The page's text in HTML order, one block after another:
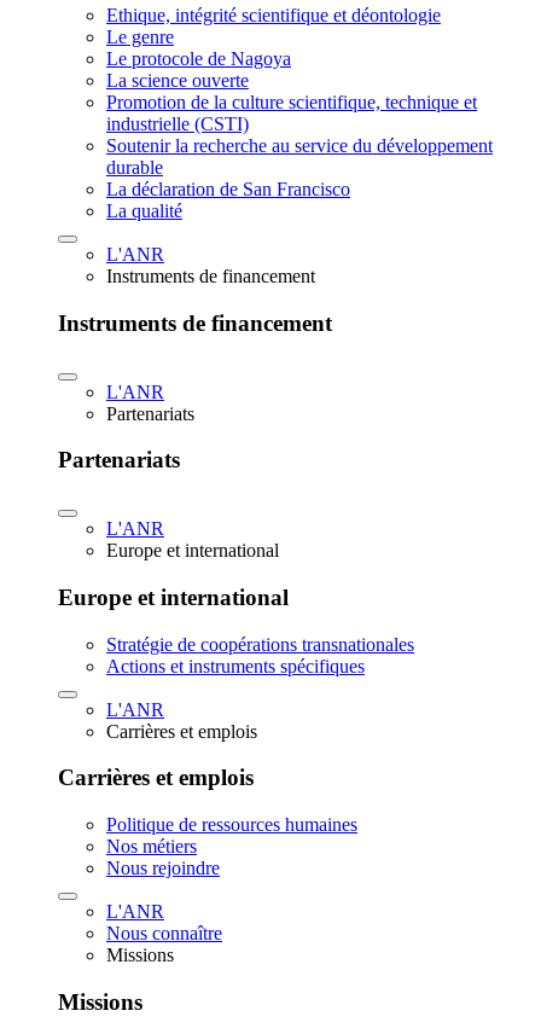
Ethique, intégrité scientifique et déontologie
Le genre
Le protocole de Nagoya
La science ouverte
Promotion de la culture scientifique, technique et
industrielle (CSTI)
Soutenir la recherche au service du développement
durable
La déclaration de San Francisco
La qualité
L'ANR
Instruments de financement
Instruments de financement
L'ANR
Partenariats
Partenariats
L'ANR
Europe et international
Europe et international
Stratégie de coopérations transnationales
Actions et instruments spécifiques
L'ANR
Carrières et emplois
Carrières et emplois
Politique de ressources humaines
Nos métiers
Nous rejoindre
L'ANR
Nous connaître
Missions
Missions